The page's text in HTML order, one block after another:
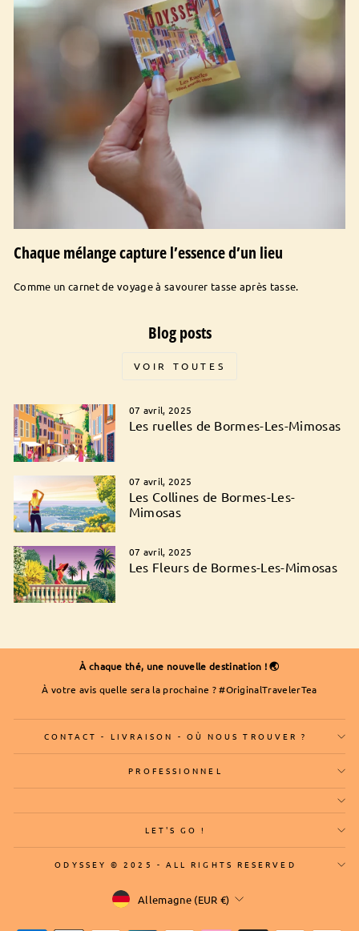
Chaque mélange capture l’essence d’un lieu
Comme un carnet de voyage à savourer tasse après tasse.
Blog posts
VOIR TOUTES
07 avril, 2025
Les ruelles de Bormes-Les-Mimosas
07 avril, 2025
Les Collines de Bormes-Les-
Mimosas
07 avril, 2025
Les Fleurs de Bormes-Les-Mimosas
À chaque thé, une nouvelle destination ! 🌏
À votre avis quelle sera la prochaine ? #OriginalTravelerTea
CONTACT - LIVRAISON - OÙ NOUS TROUVER ?
PROFESSIONNEL
LET'S GO !
ODYSSEY © 2025 - ALL RIGHTS RESERVED
DeviseAllemagne (EUR €)